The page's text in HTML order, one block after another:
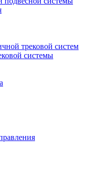
трековой систем
системы